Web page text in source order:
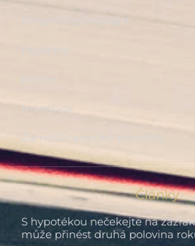
Finanční plánování
Investice
Zaměstnanecké benefity
Články
S hypotékou nečekejte na
může přinést druhá polovina